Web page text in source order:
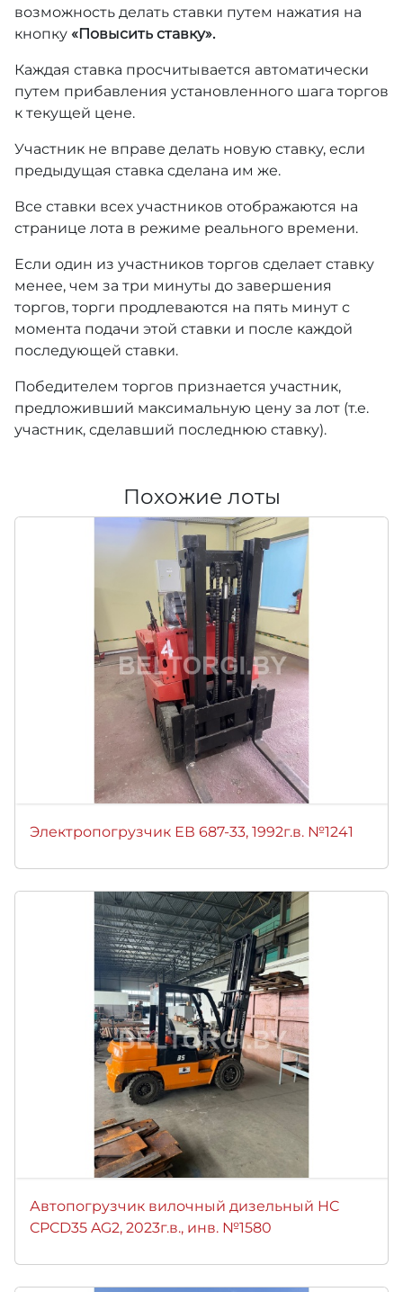
возможность делать ставки путем нажатия на
кнопку «Повысить ставку».
Каждая ставка просчитывается автоматически
путем прибавления установленного шага торгов
к текущей цене.
Участник не вправе делать новую ставку, если
предыдущая ставка сделана им же.
Все ставки всех участников отображаются на
странице лота в режиме реального времени.
Если один из участников торгов сделает ставку
менее, чем за три минуты до завершения
торгов, торги продлеваются на пять минут с
момента подачи этой ставки и после каждой
последующей ставки.
Победителем торгов признается участник,
предложивший максимальную цену за лот (т.е.
участник, сделавший последнюю ставку).
Похожие лоты
Электропогрузчик ЕВ 687-33, 1992г.в. №1241
Автопогрузчик вилочный дизельный HC
CPCD35 AG2, 2023г.в., инв. №1580